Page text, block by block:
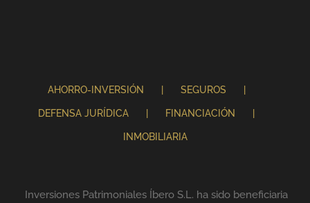
AHORRO-INVERSIÓN SEGUROS
DEFENSA JURÍDICA FINANCIACIÓN
INMOBILIARIA
Inversiones Patrimoniales Íbero S.L. ha sido beneficiaria